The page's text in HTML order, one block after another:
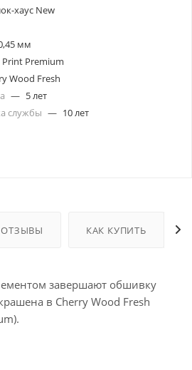
хаус New
мм
Print Premium
Wood Fresh
— 5 лет
службы — 10 лет
ОТЗЫВЫ КАК КУПИТЬ
завершают обшивку
в Cherry Wood Fresh